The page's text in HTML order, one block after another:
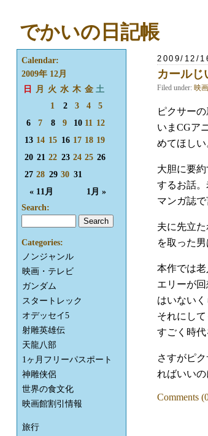
でかいの日記帳
2009/12/
カールじ
Filed under: 映
ピクサー
いまCGア
めてほし
大胆に要
するお話。
マンガ誌
夫に先立
を取った
本作では
エリーが
はいないく
それにし
すごく時代
さすがピ
ればいいの
Comments
Calendar:
2009年 12月
日
月 火 水 木 金 土
« 11月 1月 »
1 2 3 4
5
6
7 8 9 10 11
12
13 14 15 16 17 18 19
20 21 22 23 24 25 26
27 28 29 30 31
Search:
Categories:
ノンジャンル
映画・テレビ
ガンダム
スタートレック
オデッセイ5
射雕英雄伝
天龍八部
1ヶ月フリーパスポート
神雕侠侶
世界の食文化
映画館割引情報
旅行